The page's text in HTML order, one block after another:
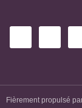
Fièrement propulsé